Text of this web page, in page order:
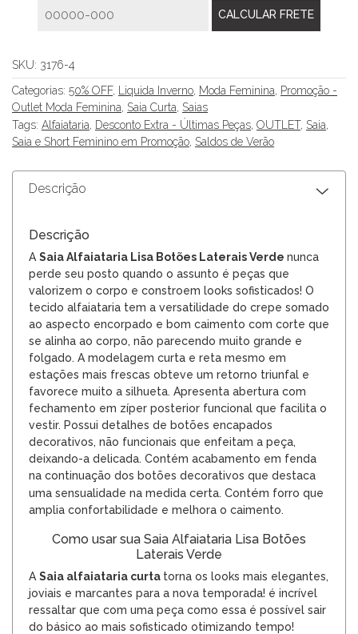
SKU: 3176-4
Categorias: 50% OFF, Liquida Inverno, Moda Feminina, Promoção -
Outlet Moda Feminina, Saia Curta, Saias
Tags: Alfaiataria, Desconto Extra - Últimas Peças, OUTLET, Saia,
Saia e Short Feminino em Promoção, Saldos de Verão
Descrição
Descrição
A Saia Alfaiataria Lisa Botões Laterais Verde nunca
perde seu posto quando o assunto é peças que
valorizem o corpo e constroem looks sofisticados! O
tecido alfaiataria tem a versatilidade do crepe somado
ao aspecto encorpado e bom caimento com corte que
se alinha ao corpo, não parecendo muito grande e
folgado. A modelagem curta e reta mesmo em
estações mais frescas obteve um retorno triunfal e
favorece muito a silhueta. Apresenta abertura com
fechamento em zíper posterior funcional que facilita o
vestir. Possui detalhes de botões encapados
decorativos, não funcionais que enfeitam a peça,
deixando-a delicada. Contém acabamento em fenda
na continuação dos botões decorativos que destaca
uma sensualidade na medida certa. Contém forro que
amplia confortabilidade e melhora o caimento.
Como usar sua Saia Alfaiataria Lisa Botões
Laterais Verde
A Saia alfaiataria curta torna os looks mais elegantes,
joviais e marcantes para a nova temporada! é incrível
ressaltar que com uma peça como essa é possível sair
do básico ao mais sofisticado otimizando tempo!